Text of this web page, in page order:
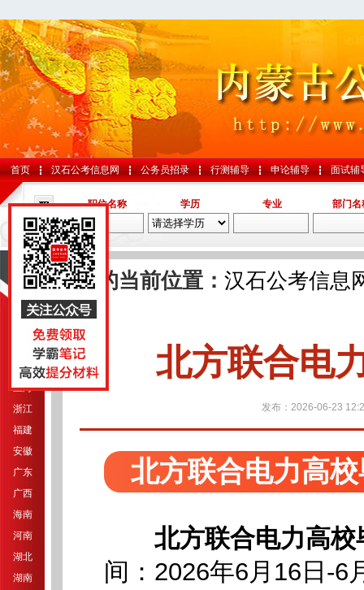
首页 汉石公考信息网 公务员招录 行测辅导 申论辅导 面试辅
职位名称 学历 专业 部门名
导航
江苏
上海
浙江
福建
安徽
广东
广西
海南
河南
湖北
湖南
您的当前位置： 汉石公考信息
文
北方联合电
发布：2026-06-23
北方联合电力高
北方联合电力高
间：2026年6月16日-6